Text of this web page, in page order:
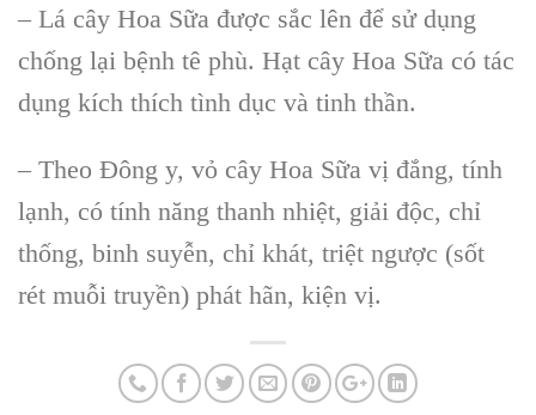
– Lá cây Hoa Sữa được sắc lên để sử dụng
chống lại bệnh tê phù. Hạt cây Hoa Sữa có tác
dụng kích thích tình dục và tinh thần.
– Theo Đông y, vỏ cây Hoa Sữa vị đắng, tính
lạnh, có tính năng thanh nhiệt, giải độc, chỉ
thống, binh suyễn, chỉ khát, triệt ngược (sốt
rét muỗi truyền) phát hãn, kiện vị.